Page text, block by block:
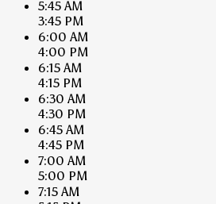
5:45 AM
3:45 PM
6:00 AM
4:00 PM
6:15 AM
4:15 PM
6:30 AM
4:30 PM
6:45 AM
4:45 PM
7:00 AM
5:00 PM
7:15 AM